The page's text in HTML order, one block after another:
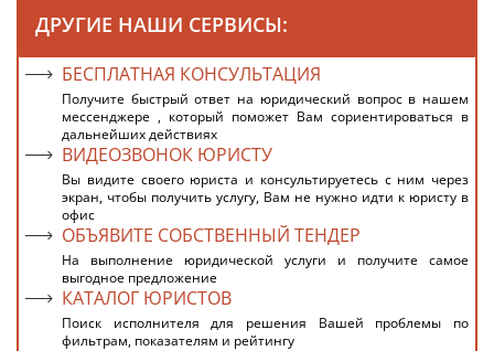
ДРУГИЕ НАШИ СЕРВИСЫ:
БЕСПЛАТНАЯ КОНСУЛЬТАЦИЯ
Получите быстрый ответ на юридический вопрос в нашем
мессенджере , который поможет Вам сориентироваться в
дальнейших действиях
ВИДЕОЗВОНОК ЮРИСТУ
Вы видите своего юриста и консультируетесь с ним через
экран, чтобы получить услугу, Вам не нужно идти к юристу в
офис
ОБЪЯВИТЕ СОБСТВЕННЫЙ ТЕНДЕР
На выполнение юридической услуги и получите самое
выгодное предложение
КАТАЛОГ ЮРИСТОВ
Поиск исполнителя для решения Вашей проблемы по
фильтрам, показателям и рейтингу